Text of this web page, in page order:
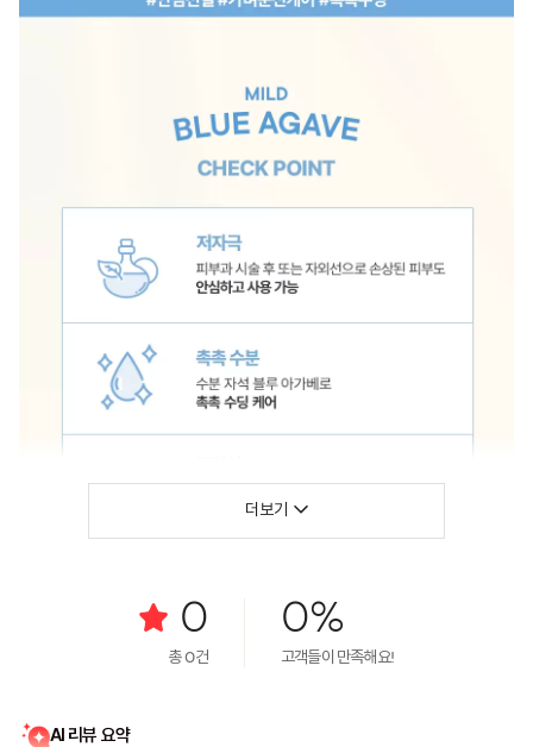
더보기
0
총0건
0%
고객들이 만족해요!
AI 리뷰 요약